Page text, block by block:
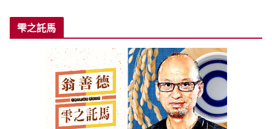
雫之託馬